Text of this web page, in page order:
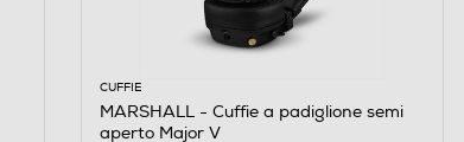
CUFFIE
MARSHALL - Cuffie a padiglione semi
aperto Major V